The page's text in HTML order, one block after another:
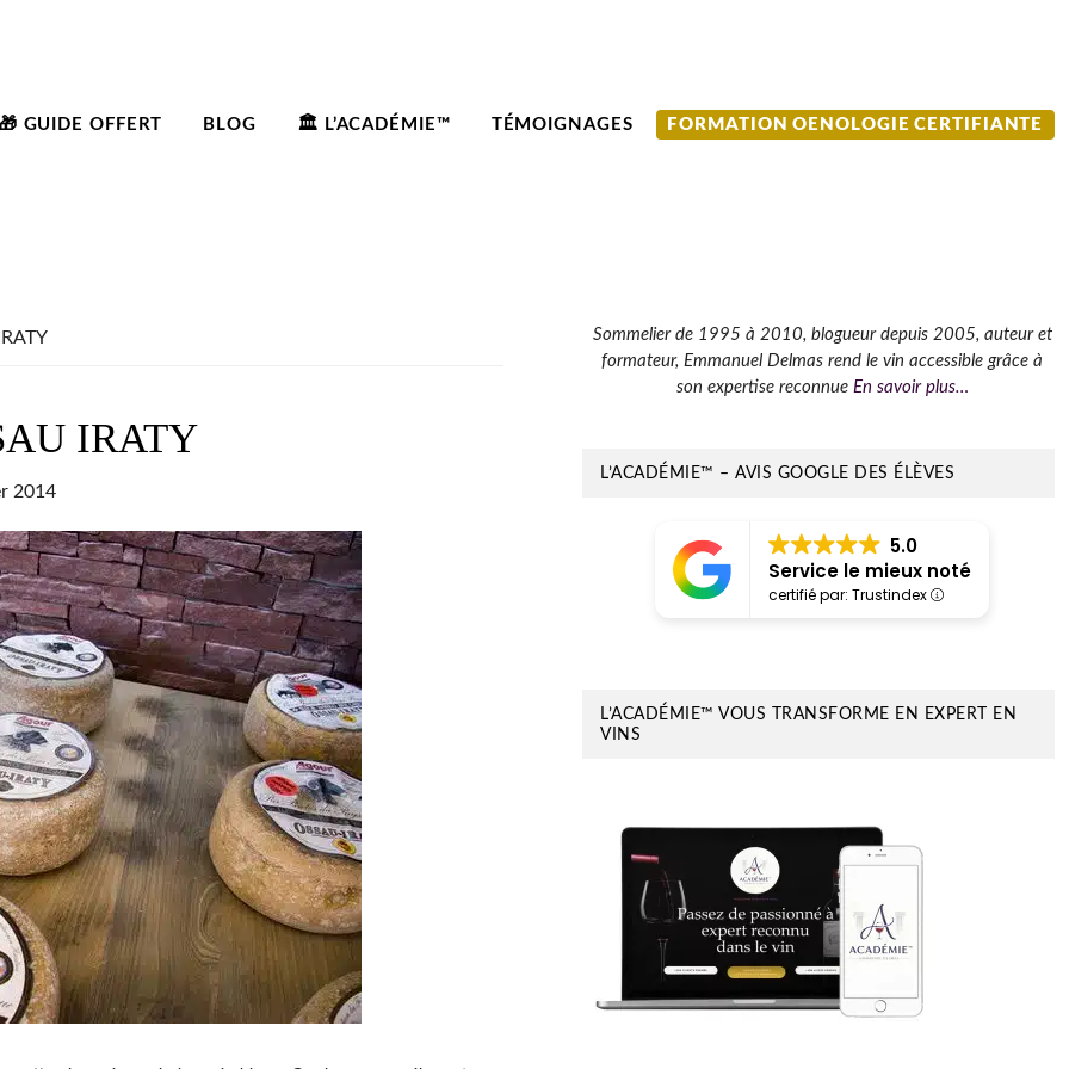
GUIDE OFFERT BLOG 🏛️ L’ACADÉMIE™ TÉMOIGNAGES FORMATION OENOLOGIE CERTIFIANTE
IRATY
2014
Barre
latérale
principale
Sommelier de 1995 à 2010, blogueur depuis 2005, auteur et
formateur, Emmanuel Delmas rend le vin accessible grâce à
son expertise reconnue En savoir plus…
L’ACADÉMIE™ – AVIS GOOGLE DES ÉLÈVES
5.0
Service le mieux noté
certifié par: Trustindex
L’ACADÉMIE™ VOUS TRANSFORME EN EXPERT EN
VINS